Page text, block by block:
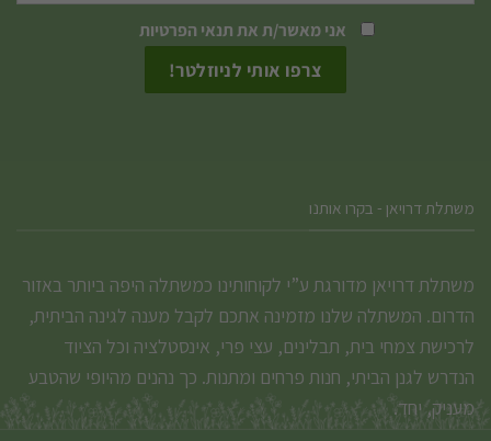
בעמודאני מאשר/ת אתתנאי הפרטיות
משתלת דרויאן - בקרו אותנו
משתלת דרויאן מדורגת ע”י לקוחותינו כמשתלה היפה ביותר באזור
הדרום. המשתלה שלנו מזמינה אתכם לקבל מענה לגינה הביתית,
לרכישת צמחי בית, תבלינים, עצי פרי, אינסטלציה וכל הציוד
הנדרש לגנן הביתי, חנות פרחים ומתנות. כך נהנים מהיופי שהטבע
מעניק, יחד.